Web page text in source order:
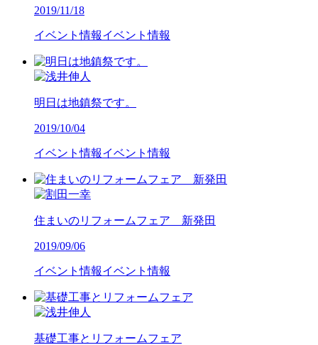
2019/11/18
イベント情報イベント情報
明日は地鎮祭です。
2019/10/04
イベント情報イベント情報
住まいのリフォームフェア 新発田
2019/09/06
イベント情報イベント情報
基礎工事とリフォームフェア